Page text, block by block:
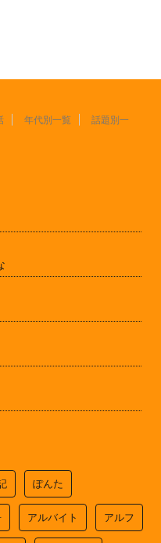
年代別一覧
話題別一
ぽんた
アルバイト アルフ